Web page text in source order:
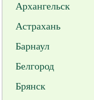
Архангельск
Астрахань
Барнаул
Белгород
Брянск